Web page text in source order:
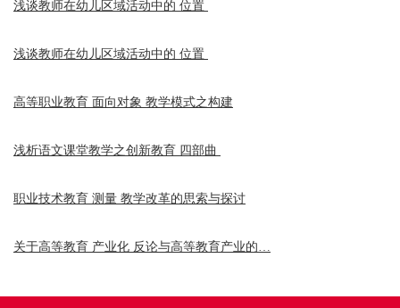
浅谈教师在幼儿区域活动中的 位置
浅谈教师在幼儿区域活动中的 位置
高等职业教育 面向对象 教学模式之构建
浅析语文课堂教学之创新教育 四部曲
职业技术教育 测量 教学改革的思索与探讨
关于高等教育 产业化 反论与高等教育产业的…